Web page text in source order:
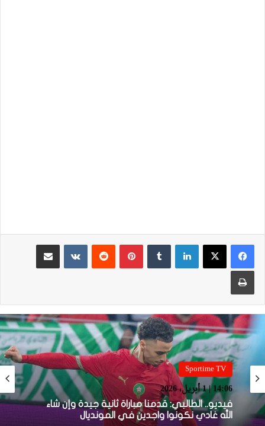
لينكدإن بينتيريست
مشاركة عبر البريد
طباعة
Sportime TV
14:05 | 1 أبريل، 2026
فيديو.. بونو: اللاعبين تعاملو مزيان مع المباراة وخا
مكانتش ساهلة وحنا كنحاولوا نركزوا باش نعاونوا
المنتخب